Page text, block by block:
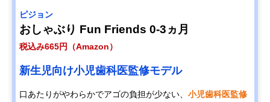
ピジョン
おしゃぶり Fun Friends 0-3ヵ月
税込み665円（Amazon）
新生児向け小児歯科医監修モデル
口あたりがやわらかでアゴの負担が少ない、 小児歯科医監修